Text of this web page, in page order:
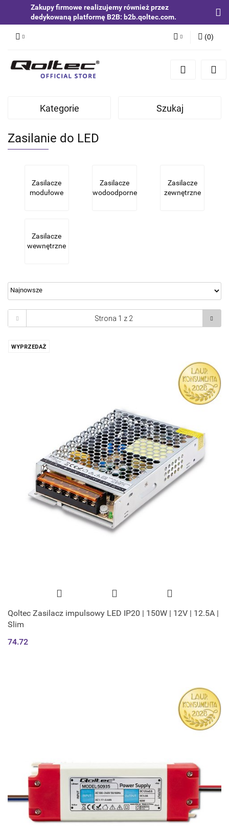
Zakupy firmowe realizujemy również przez
dedykowaną platformę B2B: b2b.qoltec.com.
Zaloguj się
Zgody cookies
(0)
Kategorie Szukaj
Zasilanie do LED
Zasilacze
modułowe
Zasilacze
wodoodporne
Zasilacze
zewnętrzne
Zasilacze
wewnętrzne
WYPRZEDAŻ
Qoltec Zasilacz impulsowy LED IP20 | 150W | 12V | 12.5A |
Slim
74.72